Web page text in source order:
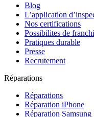
Blog
L’application
Nos certifications
Possibilites de
Pratiques durable
Presse
Recrutement
Réparations
Réparations
Réparation iPhone
Réparation Samsung